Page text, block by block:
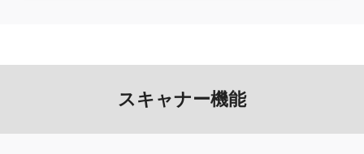
スキャナー機能